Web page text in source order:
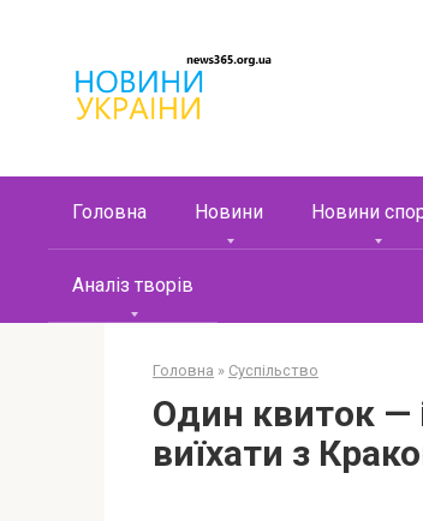
контенту
Головна Новини Новини
Аналіз творів
Головна » Суспільство
Один квиток —
виїхати з